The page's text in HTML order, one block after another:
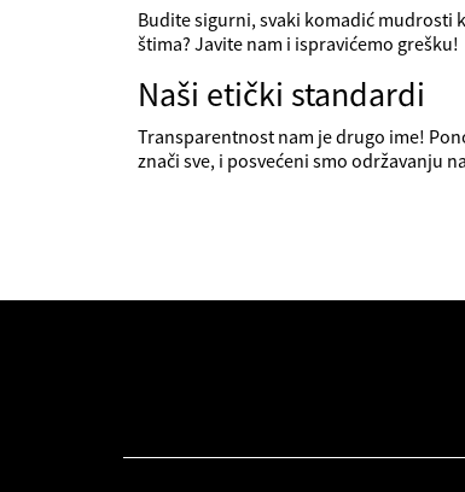
Budite sigurni, svaki komadić mudrosti
štima? Javite nam i ispravićemo grešku!
Naši etički standardi
Transparentnost nam je drugo ime!
znači sve, i posvećeni smo održavanju